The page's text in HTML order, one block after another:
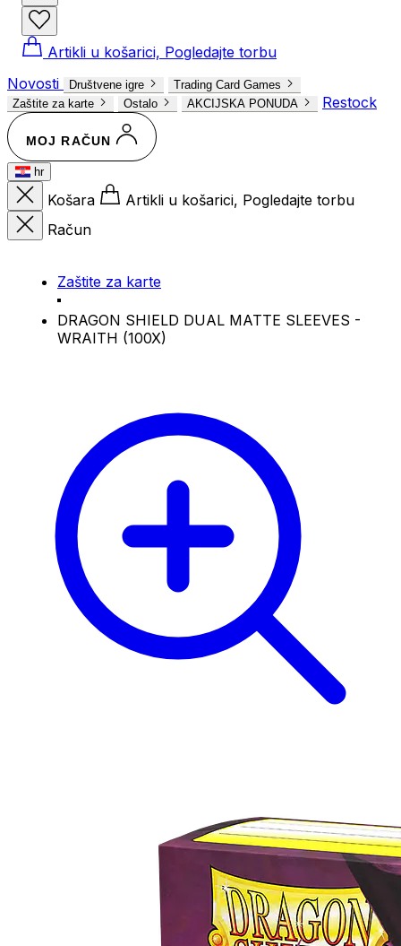
Artikli u košarici, Pogledajte torbu
Novosti
Društvene igre
Trading Card Games
Zaštite za karte
Ostalo AKCIJSKA PONUDA Restock
MOJ RAČUN
hr
Košara
Artikli u košarici, Pogledajte torbu
Račun
Zaštite za karte
DRAGON SHIELD DUAL MATTE SLEEVES -
WRAITH (100X)